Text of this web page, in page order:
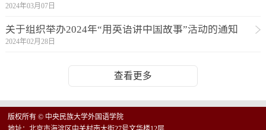
2024年03月07日
关于组织举办2024年“用英语讲中国故事”活动的通知
2024年02月28日
查看更多
版权所有 © 中央民族大学外国语学院